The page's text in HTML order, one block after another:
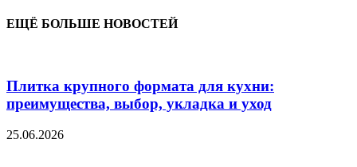
ЕЩЁ БОЛЬШЕ НОВОСТЕЙ
Плитка крупного формата для кухни:
преимущества, выбор, укладка и уход
25.06.2026